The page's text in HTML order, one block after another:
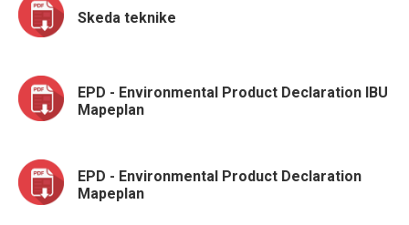
Skeda teknike
EPD - Environmental Product Declaration IBU
Mapeplan
EPD - Environmental Product Declaration
Mapeplan